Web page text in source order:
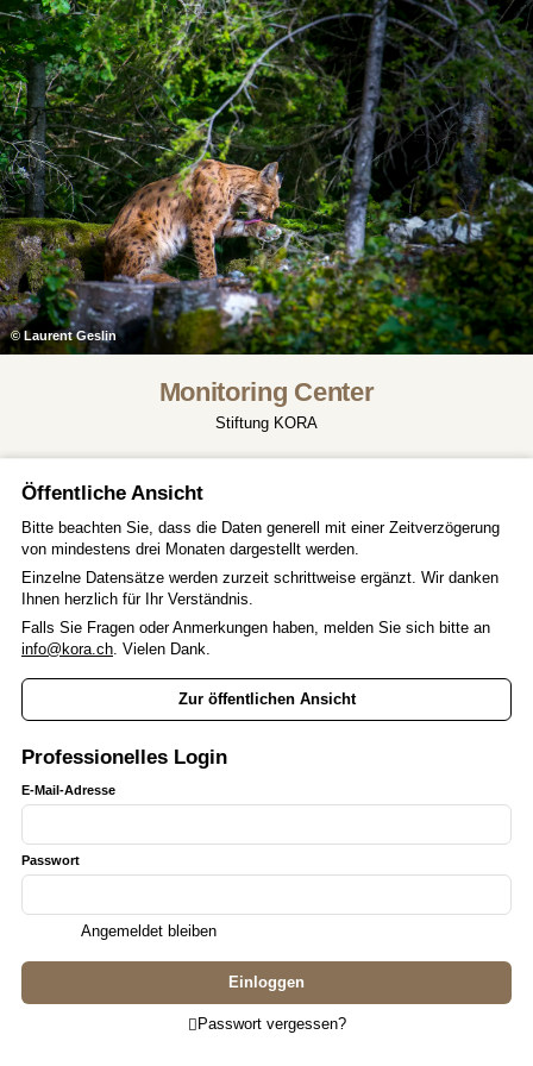
© Laurent Geslin
Monitoring Center
Stiftung KORA
Öffentliche Ansicht
Bitte beachten Sie, dass die Daten generell mit einer Zeitverzögerung
von mindestens drei Monaten dargestellt werden.
Einzelne Datensätze werden zurzeit schrittweise ergänzt. Wir danken
Ihnen herzlich für Ihr Verständnis.
Falls Sie Fragen oder Anmerkungen haben, melden Sie sich bitte an
info@kora.ch. Vielen Dank.
Zur öffentlichen Ansicht
Professionelles Login
E-Mail-Adresse
Passwort
Angemeldet bleiben
Passwort vergessen?